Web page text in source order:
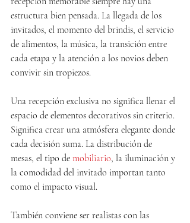
estructura bien pensada. La llegada de los
invitados, el momento del brindis, el servicio
de alimentos, la música, la transición entre
cada etapa y la atención a los novios deben
convivir sin tropiezos.
Una recepción exclusiva no significa llenar el
espacio de elementos decorativos sin criterio.
Significa crear una atmósfera elegante donde
cada decisión suma. La distribución de
mesas, el tipo de mobiliario, la iluminación y
la comodidad del invitado importan tanto
como el impacto visual.
También conviene ser realistas con las